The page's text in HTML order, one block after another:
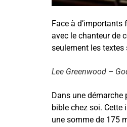
Face à
avec le chanteur de
seulement les textes
Lee Greenwood –
Dans une démarche
bible chez soi.
une somme de 175